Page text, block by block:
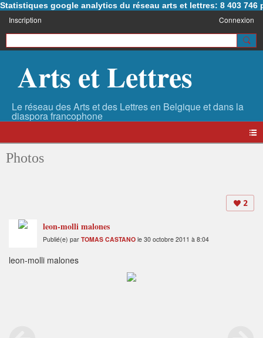
Statistiques google analytics du réseau arts et lettres: 8 403 746
Inscription Connexion
Arts et Lettres
Photos
2
leon-molli malones
Publié(e) par TOMAS CASTANO le 30 octobre 2011 à 8:04
leon-molli malones